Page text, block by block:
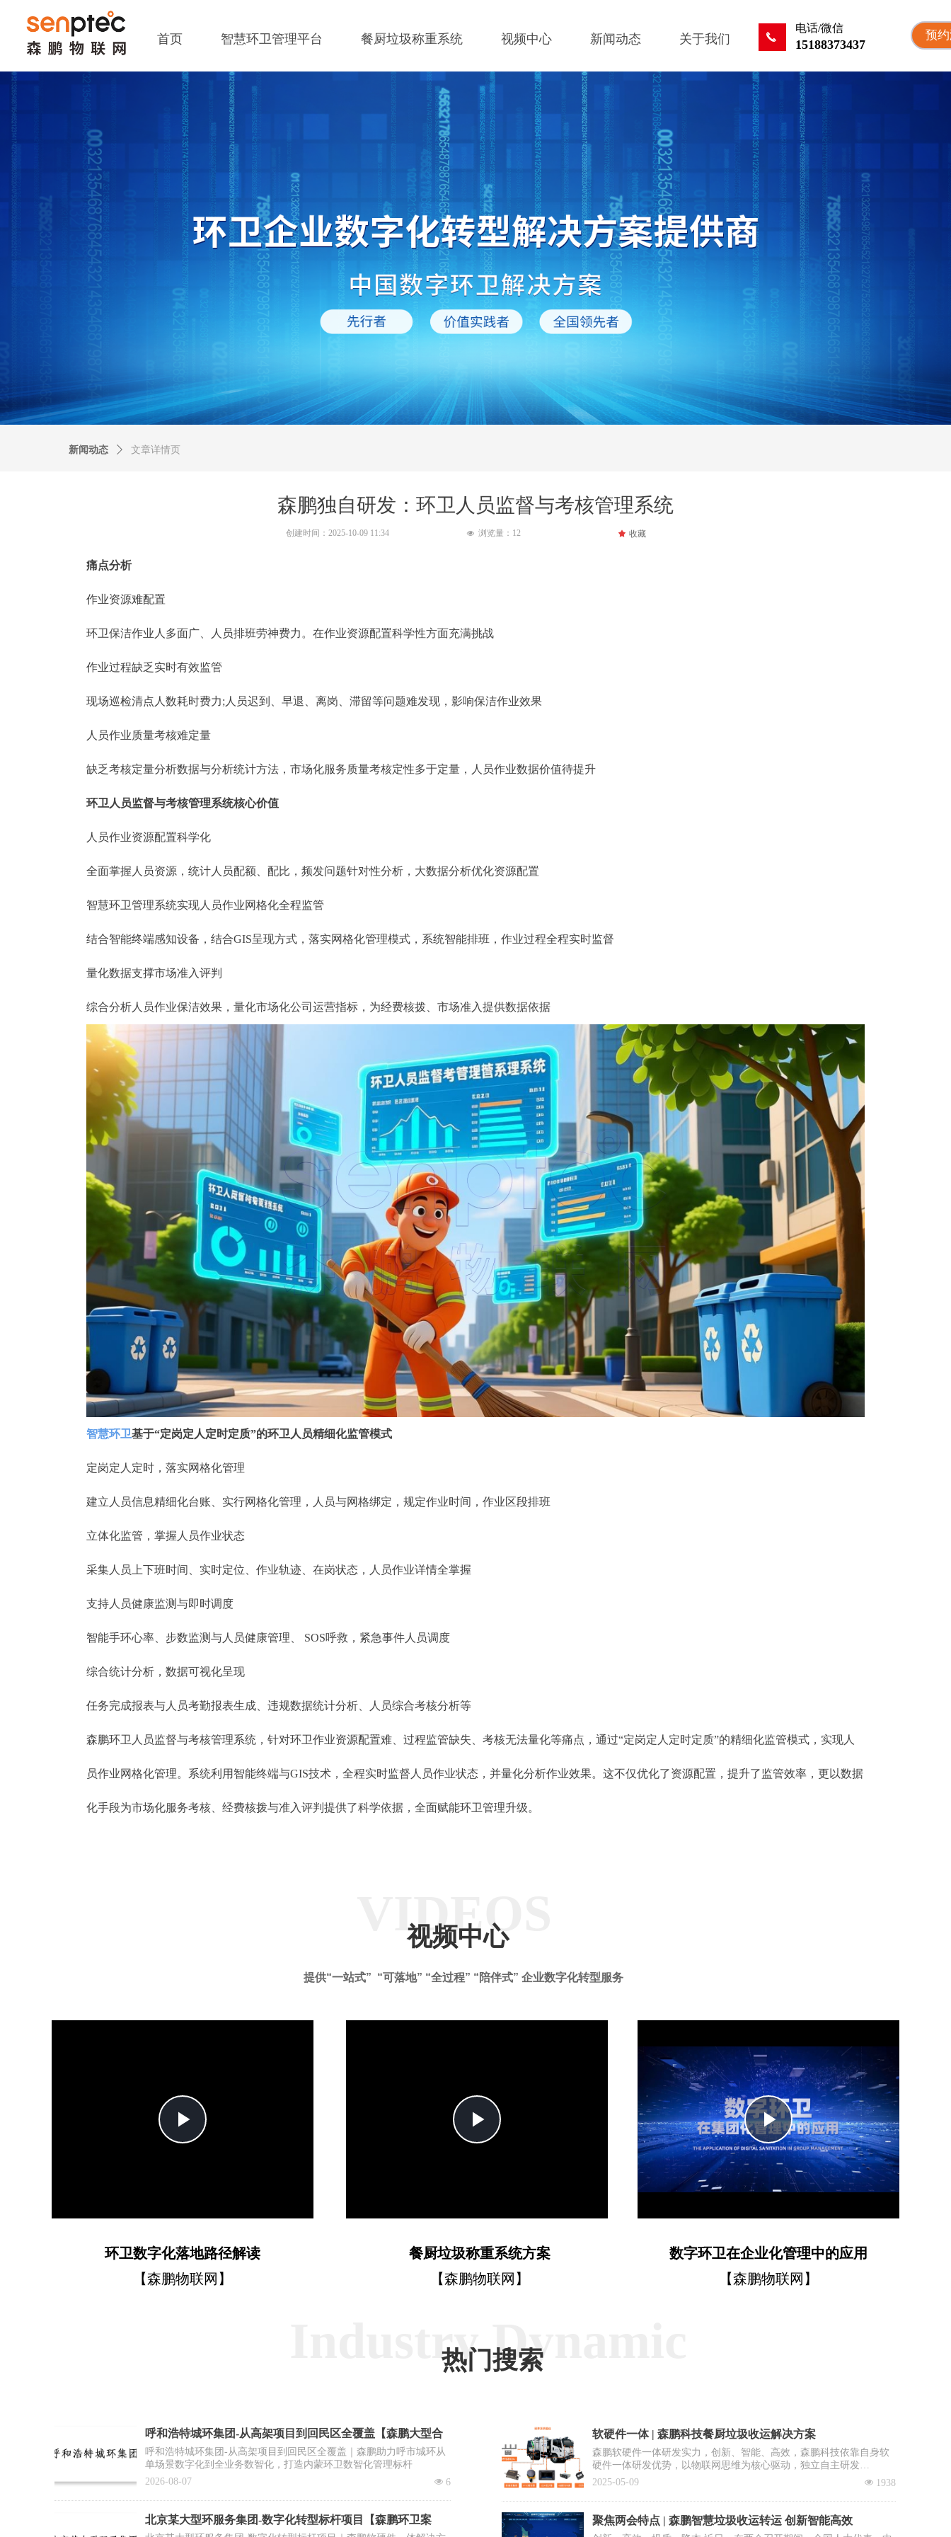
끅
电话/微信
15188373437
首页 智慧环卫管理平台 餐厨垃圾称重系统 视频中心 新闻动态 关于我们 预
森鹏独自研发：环卫人员监督与考核管理系统
痛点分析
作业资源难配置
环卫保洁作业人多面广、人员排班劳神费力。在作业资源配置科学性方面充满挑战
作业过程缺乏实时有效监管
现场巡检清点人数耗时费力;人员迟到、早退、离岗、滞留等问题难发现，影响保洁作业效果
人员作业质量考核难定量
缺乏考核定量分析数据与分析统计方法，市场化服务质量考核定性多于定量，人员作业数据价值待提升
环卫人员监督与考核管理系统核心价值
人员作业资源配置科学化
全面掌握人员资源，统计人员配额、配比，频发问题针对性分析，大数据分析优化资源配置
智慧环卫管理系统实现人员作业网格化全程监管
结合智能终端感知设备，结合GIS呈现方式，落实网格化管理模式，系统智能排班，作业过程全程实时监督
量化数据支撑市场准入评判
综合分析人员作业保洁效果，量化市场化公司运营指标，为经费核拨、市场准入提供数据依据
智慧环卫基于“定岗定人定时定质”的环卫人员精细化监管模式
定岗定人定时，落实网格化管理
建立人员信息精细化台账、实行网格化管理，人员与网格绑定，规定作业时间，作业区段排班
立体化监管，掌握人员作业状态
采集人员上下班时间、实时定位、作业轨迹、在岗状态，人员作业详情全掌握
支持人员健康监测与即时调度
智能手环心率、步数监测与人员健康管理、 SOS呼救，紧急事件人员调度
综合统计分析，数据可视化呈现
任务完成报表与人员考勤报表生成、违规数据统计分析、人员综合考核分析等
森鹏环卫人员监督与考核管理系统，针对环卫作业资源配置难、过程监管缺失、考核无法量化等痛点，通过“定岗定人定时定质”的精细化监管模式，实现人
员作业网格化管理。系统利用智能终端与GIS技术，全程实时监督人员作业状态，并量化分析作业效果。这不仅优化了资源配置，提升了监管效率，更以数据
化手段为市场化服务考核、经费核拨与准入评判提供了科学依据，全面赋能环卫管理升级。
新闻动态 ꄲ 文章详情页
创建时间： 2025-10-09 11:34 넶 浏览量： 12 끄 收藏
提供“一站式” “可落地” “全过程” “陪伴式” 企业数字化转型服务
VIDEOS
视频中心
Play
环卫数字化落地路径解读
【森鹏物联网】
Play
餐厨垃圾称重系统方案
【森鹏物联网】
Play
Video
数字环卫在企业化管理中的应用
【森鹏物联网】
呼和浩特城环集团-从高架项目到回民区全覆盖【森鹏大型合
作案例】
呼和浩特城环集团-从高架项目到回民区全覆盖｜森鹏助力呼市城环从
单场景数字化到全业务数智化，打造内蒙环卫数智化管理标杆
넶 6
2026-08-07
北京某大型环服务集团-数字化转型标杆项目【森鹏环卫案
Industry Dynamic
热门搜索
软硬件一体 | 森鹏科技餐厨垃圾收运解决方案
森鹏软硬件一体研发实力，创新、智能、高效，森鹏科技依靠自身软
硬件一体研发优势，以物联网思维为核心驱动，独立自主研发
出“EVOS智慧环卫2.0管理平台”，餐厨垃圾收运系统是该平台核心子
넶 1938
2025-05-09
聚焦两会特点 | 森鹏智慧垃圾收运转运 创新智能高效